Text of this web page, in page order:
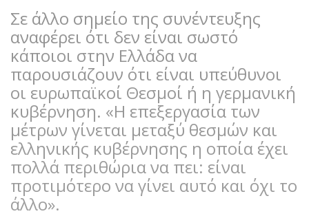
Σε άλλο σημείο της συνέντευξης
αναφέρει ότι δεν είναι σωστό
κάποιοι στην Ελλάδα να
παρουσιάζουν ότι είναι υπεύθυνοι
οι ευρωπαϊκοί Θεσμοί ή η γερμανική
κυβέρνηση. «Η επεξεργασία των
μέτρων γίνεται μεταξύ θεσμών και
ελληνικής κυβέρνησης η οποία έχει
πολλά περιθώρια να πει: είναι
προτιμότερο να γίνει αυτό και όχι το
άλλο».